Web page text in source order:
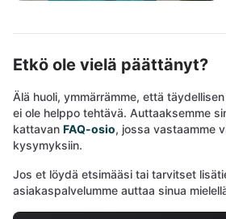
Etkö ole vielä päättänyt?
Älä huoli, ymmärrämme, että
ei ole helppo tehtävä. Auttaaksemme
kattavan FAQ-osio, jossa vastaamme
kysymyksiin.
Jos et löydä etsimääsi tai tarvitset
asiakaspalvelumme auttaa sinua